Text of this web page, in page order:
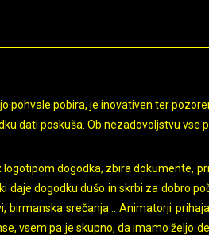
pohvale pobira, je inovativen ter
dati poskuša. Ob nezadovoljstvu vse
dogodka, zbira dokumente,
daje dogodku dušo in skrbi za dobro
birmanska srečanja... Animatorji
vsem pa je skupno, da imamo željo